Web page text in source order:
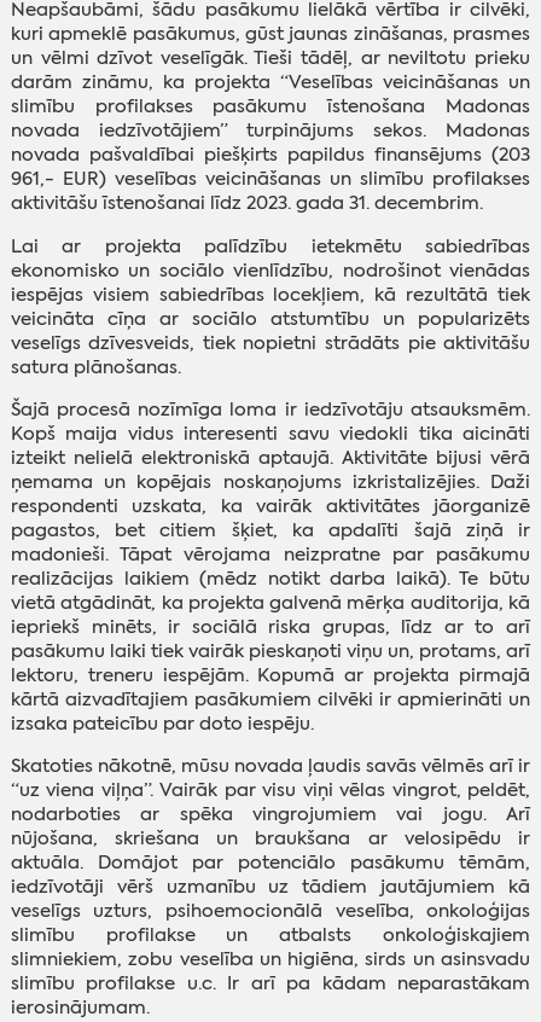
Neapšaubāmi, šādu pasākumu lielākā vērtība ir cilvēki,
kuri apmeklē pasākumus, gūst jaunas zināšanas, prasmes
un vēlmi dzīvot veselīgāk. Tieši tādēļ, ar neviltotu prieku
darām zināmu, ka projekta “Veselības veicināšanas un
slimību profilakses pasākumu īstenošana Madonas
novada iedzīvotājiem” turpinājums sekos. Madonas
novada pašvaldībai piešķirts papildus finansējums (203
961,- EUR) veselības veicināšanas un slimību profilakses
aktivitāšu īstenošanai līdz 2023. gada 31. decembrim.
Lai ar projekta palīdzību ietekmētu sabiedrības
ekonomisko un sociālo vienlīdzību, nodrošinot vienādas
iespējas visiem sabiedrības locekļiem, kā rezultātā tiek
veicināta cīņa ar sociālo atstumtību un popularizēts
veselīgs dzīvesveids, tiek nopietni strādāts pie aktivitāšu
satura plānošanas.
Šajā procesā nozīmīga loma ir iedzīvotāju atsauksmēm.
Kopš maija vidus interesenti savu viedokli tika aicināti
izteikt nelielā elektroniskā aptaujā. Aktivitāte bijusi vērā
ņemama un kopējais noskaņojums izkristalizējies. Daži
respondenti uzskata, ka vairāk aktivitātes jāorganizē
pagastos, bet citiem šķiet, ka apdalīti šajā ziņā ir
madonieši. Tāpat vērojama neizpratne par pasākumu
realizācijas laikiem (mēdz notikt darba laikā). Te būtu
vietā atgādināt, ka projekta galvenā mērķa auditorija, kā
iepriekš minēts, ir sociālā riska grupas, līdz ar to arī
pasākumu laiki tiek vairāk pieskaņoti viņu un, protams, arī
lektoru, treneru iespējām. Kopumā ar projekta pirmajā
kārtā aizvadītajiem pasākumiem cilvēki ir apmierināti un
izsaka pateicību par doto iespēju.
Skatoties nākotnē, mūsu novada ļaudis savās vēlmēs arī ir
“uz viena viļņa”. Vairāk par visu viņi vēlas vingrot, peldēt,
nodarboties ar spēka vingrojumiem vai jogu. Arī
nūjošana, skriešana un braukšana ar velosipēdu ir
aktuāla. Domājot par potenciālo pasākumu tēmām,
iedzīvotāji vērš uzmanību uz tādiem jautājumiem kā
veselīgs uzturs, psihoemocionālā veselība, onkoloģijas
slimību profilakse un atbalsts onkoloģiskajiem
slimniekiem, zobu veselība un higiēna, sirds un asinsvadu
slimību profilakse u.c. Ir arī pa kādam neparastākam
ierosinājumam.